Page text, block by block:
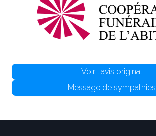
Voir l'avis original
Message de sympathies